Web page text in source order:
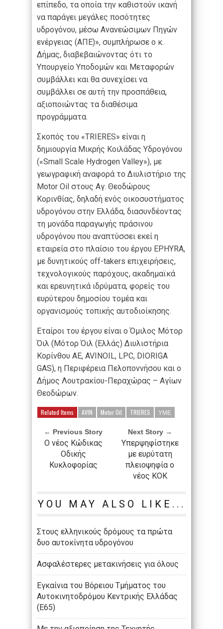
επίπεδο, τα οποία την καθιστούν ικανή
να παράγει μεγάλες ποσότητες
υδρογόνου, μέσω Ανανεώσιμων Πηγών
ενέργειας (ΑΠΕ)», συμπλήρωσε ο κ.
Δήμας, διαβεβαιώνοντας ότι το
Υπουργείο Υποδομών και Μεταφορών
συμβάλλει και θα συνεχίσει να
συμβάλλει σε αυτή την προσπάθεια,
αξιοποιώντας τα διαθέσιμα
προγράμματα.
Σκοπός του «TRIERES» είναι η
δημιουργία Μικρής Κοιλάδας Υδρογόνου
(«Small Scale Hydrogen Valley»), με
γεωγραφική αναφορά το Διυλιστήριο της
Motor Oil στους Αγ. Θεοδώρους
Κορινθίας, δηλαδή ενός οικοσυστήματος
υδρογόνου στην Ελλάδα, διασυνδέοντας
τη μονάδα παραγωγής πράσινου
υδρογόνου που αναπτύσσει εκεί η
εταιρεία στο πλαίσιο του έργου EPHYRA,
με δυνητικούς off-takers επιχειρήσεις,
τεχνολογικούς παρόχους, ακαδημαϊκά
και ερευνητικά ιδρύματα, φορείς του
ευρύτερου δημοσίου τομέα και
οργανισμούς τοπικής αυτοδιοίκησης.
Εταίροι του έργου είναι ο Όμιλος Μότορ
Όιλ (Μότορ Όιλ (Ελλάς) Διυλιστήρια
Κορίνθου ΑΕ, AVINOIL, LPC, DIORIGA
GAS), η Περιφέρεια Πελοποννήσου και ο
Δήμος Λουτρακίου-Περαχώρας – Αγίων
Θεοδώρων.
Related Items AVIN Motor Oil TRIERES ΥΜΕ
← Previous Story
Ο νέος Κώδικας
Οδικής
Κυκλοφορίας
Next Story →
Υπερψηφίστηκε
με ευρύτατη
πλειοψηφία ο
νέος ΚΟΚ
YOU MAY ALSO LIKE...
Στους ελληνικούς δρόμους τα πρώτα
δυο αυτοκίνητα υδρογόνου
Aσφαλέστερες μετακινήσεις για όλους
Εγκαίνια του Βόρειου Τμήματος του
Αυτοκινητοδρόμου Κεντρικής Ελλάδας
(Ε65)